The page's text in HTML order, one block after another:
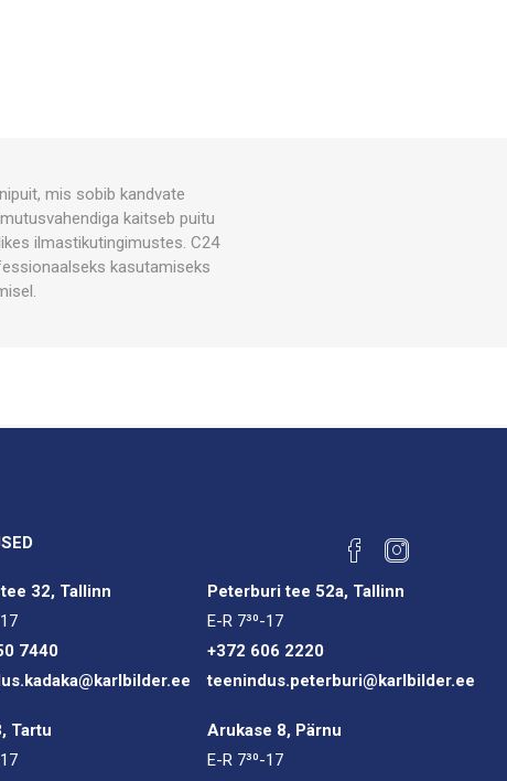
mis sobib kandvate
kaitseb puitu
ilmastikutingimustes. C24
kasutamiseks
tee 32, Tallinn
7440
Peterburi tee 52a, Tallinn
E-R 7³⁰-17
+372 606 2220
teenindus.peterburi@karlbilder.ee
Tartu
Arukase 8, Pärnu
E-R 7³⁰-17